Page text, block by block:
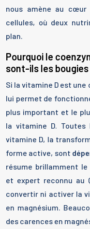
nous amène au cœur
cellules, où deux
plan.
Pourquoi le
sont-ils les bougies
Si la vitamine D est
lui permet de
plus important et le
la vitamine D.
vitamine D, la
forme active, sont
résume brillamment le
et expert reconnu au
convertir ni activer la
en magnésium.
des carences en